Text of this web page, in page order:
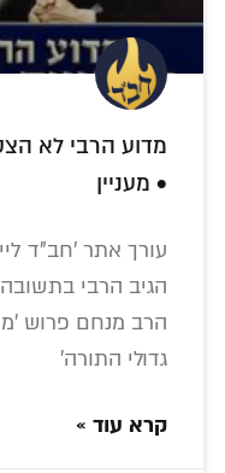
מדוע הרבי לא
• מעניין
עורך אתר 'חב"ד
הגיב הרבי
הרב מנחם פרוש
גדולי התורה'
קרא עוד »